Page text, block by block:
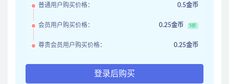
普通用户购买价格： 0.5金币
会员用户购买价格： 0.25金币 5折
尊贵会员用户购买价格： 0.25金币
登录后购买